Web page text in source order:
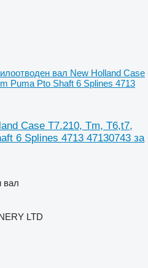
вал New Holland Case
Puma Pto Shaft 6 Splines 4713
Case T7.210, Tm, T6,t7,
6 Splines 4713 47130743 за
вал
LTD